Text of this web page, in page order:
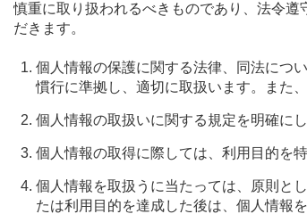
慎重に取り扱われるべきものであり、法令
だきます。
個人情報の保護に関する法律、同法につ
慣行に準拠し、適切に取扱います。また
個人情報の取扱いに関する規定を明確に
個人情報の取得に際しては、利用目的を
個人情報を取扱うに当たっては、原則と
たは利用目的を達成した後は、個人情報